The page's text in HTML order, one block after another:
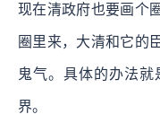
现在清政府也要画个
圈里来，大清和它的
鬼气。具体的办法
界。